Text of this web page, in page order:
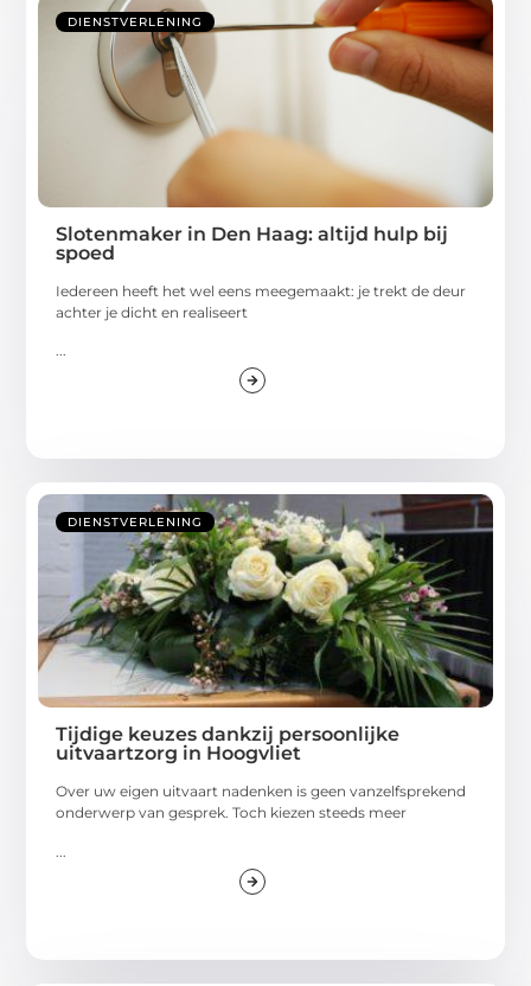
DIENSTVERLENING
Slotenmaker in Den Haag: altijd hulp bij
spoed
Iedereen heeft het wel eens meegemaakt: je trekt de deur
achter je dicht en realiseert
...
DIENSTVERLENING
Tijdige keuzes dankzij persoonlijke
uitvaartzorg in Hoogvliet
Over uw eigen uitvaart nadenken is geen vanzelfsprekend
onderwerp van gesprek. Toch kiezen steeds meer